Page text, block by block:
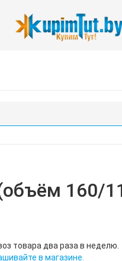
160/
товара два раза в неделю.
в магазине.